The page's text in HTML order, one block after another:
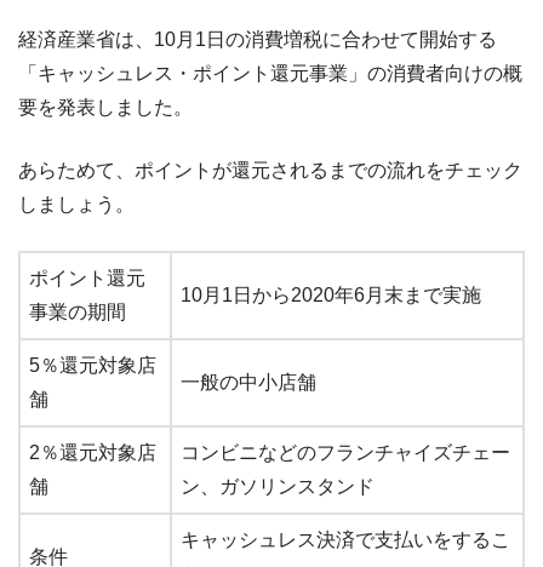
経済産業省は、10月1日の消費増税に合わせて開始する
「キャッシュレス・ポイント還元事業」の消費者向けの概
要を発表しました。
あらためて、ポイントが還元されるまでの流れをチェック
しましょう。
ポイント還元
事業の期間
10月1日から2020年6月末まで実施
5％還元対象店
舗
一般の中小店舗
2％還元対象店
舗
コンビニなどのフランチャイズチェー
ン、ガソリンスタンド
条件
キャッシュレス決済で支払いをするこ